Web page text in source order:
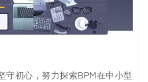
守初心，努力探索BPM在中小型